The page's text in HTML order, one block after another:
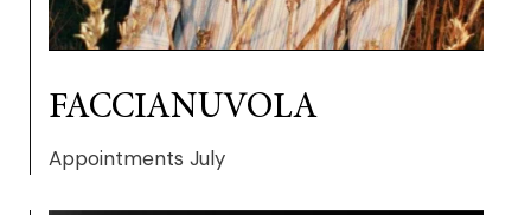
FACCIANUVOLA
Appointments July